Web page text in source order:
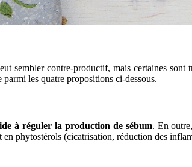
sembler contre-productif, mais certaines
les quatre propositions ci-dessous.
à réguler la production de sébum. En
phytostérols (cicatrisation, réduction des